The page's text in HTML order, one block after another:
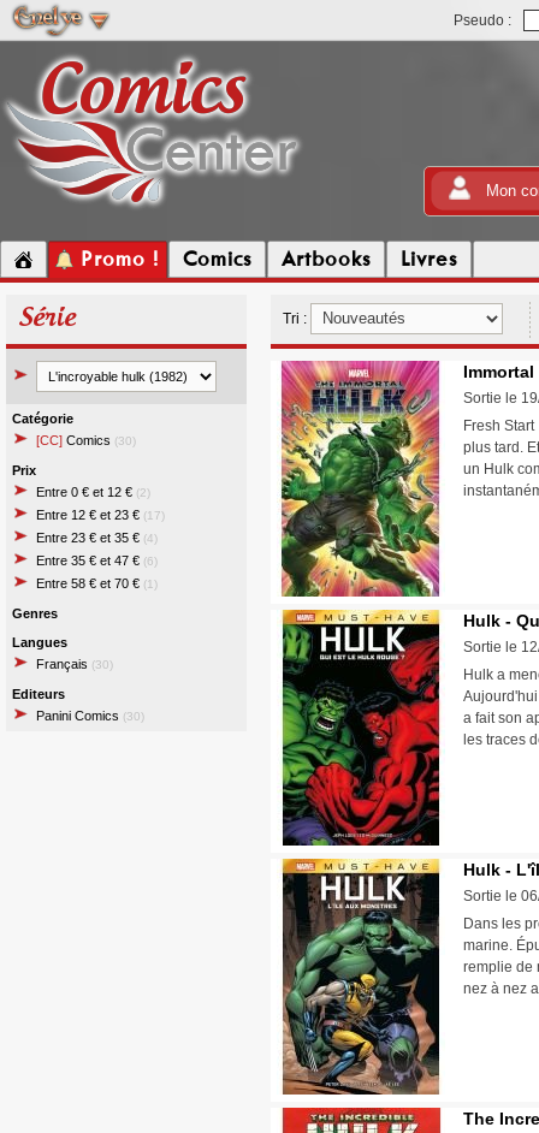
Pseudo :
Mon
Promo ! Comics Artbooks Livres
Série
Catégorie
[CC] Comics (30)
Prix
Entre 0 € et 12 € (2)
Entre 12 € et 23 € (17)
Entre 23 € et 35 € (4)
Entre 35 € et 47 € (6)
Entre 58 € et 70 € (1)
Genres
Langues
Français (30)
Editeurs
Panini Comics (30)
Tri :
Immortal
Sortie le
Fresh
plus tard.
un Hulk
Hulk -
Sortie le
Hulk a
a fait son
les traces
Hulk -
Sortie le
Dans les
marine.
remplie de
nez à nez
The